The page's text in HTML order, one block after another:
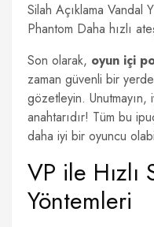
Silah Açıklama Vandal
Phantom Daha hızlı
Son olarak, oyun içi
zaman güvenli bir
gözetleyin.
anahtarıdır! Tüm bu
daha iyi bir oyuncu
VP ile Hızlı
Yöntemleri